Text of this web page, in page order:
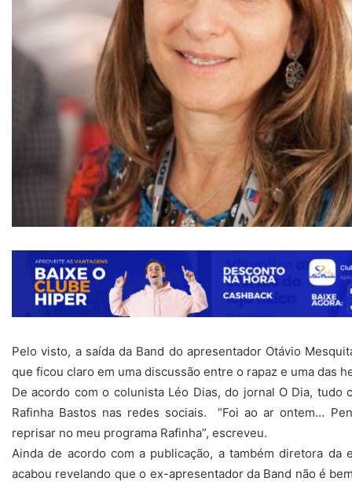
Pelo visto, a saída da Band do apresentador Otávio
que ficou claro em uma discussão entre o rapaz e uma das
De acordo com o colunista Léo Dias, do jornal O Dia,
Rafinha Bastos nas redes sociais. “Foi ao ar ontem…
reprisar no meu programa Rafinha”, escreveu.
Ainda de acordo com a publicação, a também diretora
acabou revelando que o ex-apresentador da Band não é